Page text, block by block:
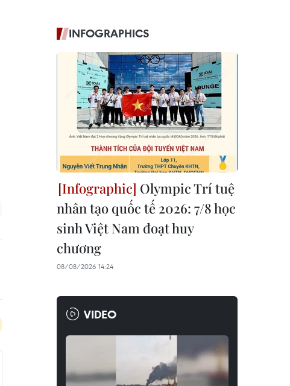
(Ảnh: Thống Nhất/TTXVN)
INFOGRAPHICS
Olympic Trí tuệ
nhân tạo quốc tế 2026: 7/8 học
sinh Việt Nam đoạt huy
chương
08/08/2026 14:24
VIDEO